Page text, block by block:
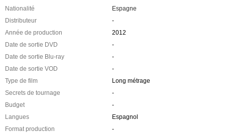
Nationalité
Espagne
Distributeur
-
Année de production
2012
Date de sortie DVD
-
Date de sortie Blu-ray
-
Date de sortie VOD
-
Type de film
Long métrage
Secrets de tournage
-
Budget
-
Langues
Espagnol
Format production
-